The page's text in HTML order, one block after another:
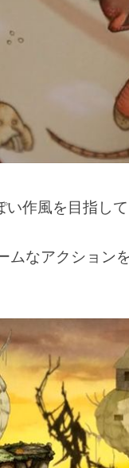
作風を目指して
ムなアクション